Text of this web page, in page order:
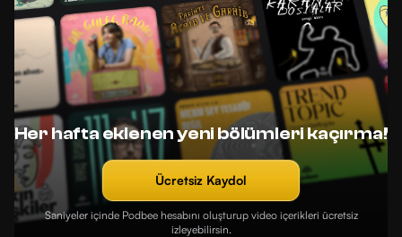
Her hafta eklenen yeni bölümleri kaçırma!
Ücretsiz Kaydol
Saniyeler içinde Podbee hesabını oluşturup video içerikleri ücretsiz
izleyebilirsin.